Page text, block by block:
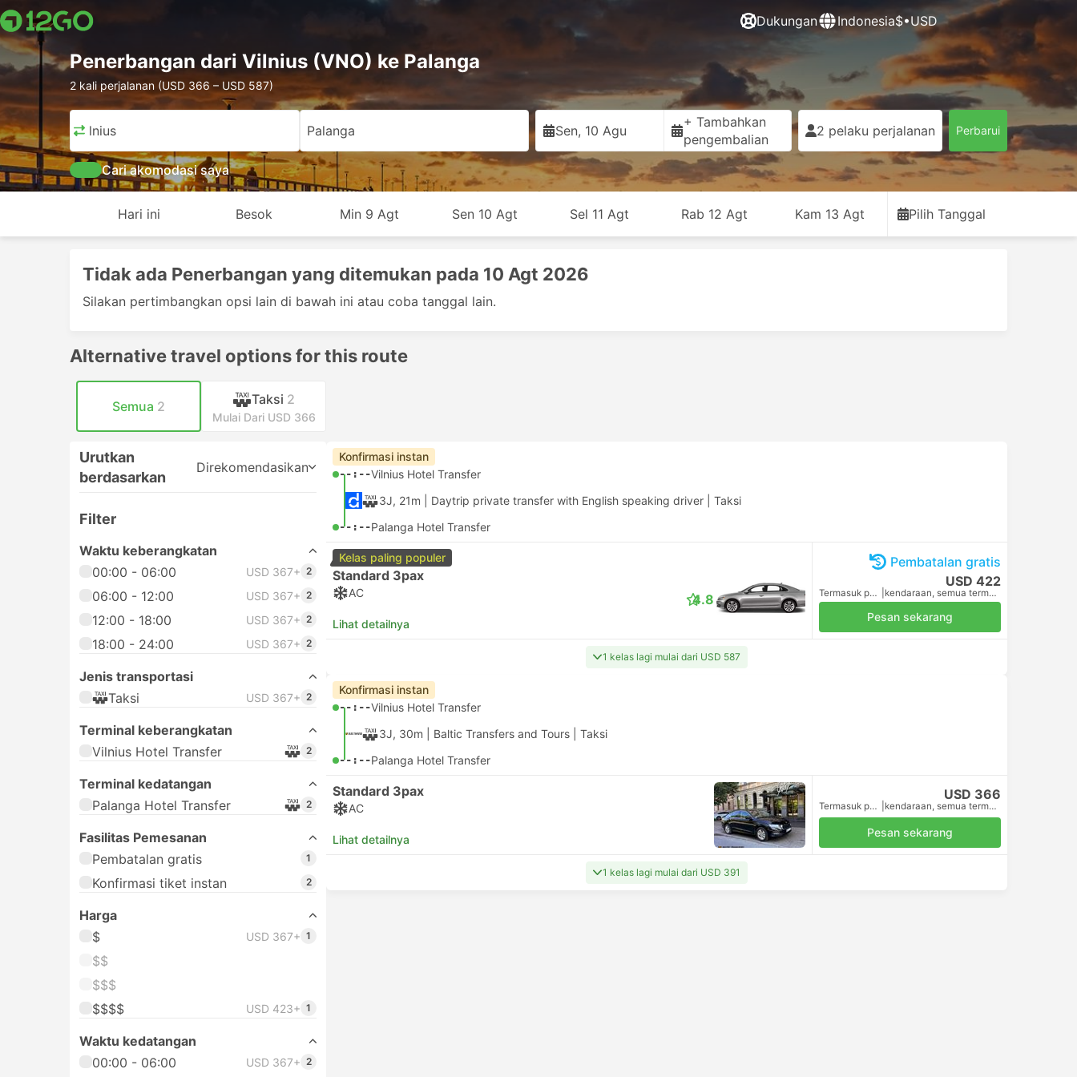
Dukungan Indonesia$•USD
Penerbangan dari Vilnius (VNO) ke Palanga
2 kali perjalanan (USD 366 – USD 587)
Vilnius Palanga Sen, 10 Agu
+ Tambahkan
pengembalian
2 pelaku perjalanan Perbarui
Cari akomodasi saya
Hari ini Besok Min 9 Agt Sen 10 Agt Sel 11 Agt Rab 12 Agt Kam 13 Agt Pilih Tanggal
Tidak ada Penerbangan yang ditemukan pada 10 Agt 2026
Silakan pertimbangkan opsi lain di bawah ini atau coba tanggal lain.
Alternative travel options for this route
Semua 2 Taksi 2
Mulai Dari USD 366
Urutkan
berdasarkan
Direkomendasikan
Filter
Waktu keberangkatan
00:00 - 06:00
USD 367+ 2
06:00 - 12:00 USD 367+ 2
12:00 - 18:00 USD 367+ 2
18:00 - 24:00 USD 367+ 2
Jenis transportasi
Taksi
USD 367+ 2
Terminal keberangkatan
Vilnius Hotel Transfer
2
Terminal kedatangan
Palanga Hotel Transfer
2
Fasilitas Pemesanan
Pembatalan gratis
1
Konfirmasi tiket instan 2
Harga
$
USD 367+ 1
$$
$$$
$$$$
USD 423+ 1
Waktu kedatangan
00:00 - 06:00
USD 367+ 2
Konfirmasi instan
--:--Vilnius Hotel Transfer
3J, 21m | Daytrip private transfer with English speaking driver Taksi
--:--Palanga Hotel Transfer
Kelas paling populer
Standard 3pax
AC
Lihat detailnya
4.8
Pembatalan gratis
USD 422
Termasuk pajak kendaraan, semua termasuk.
Pesan sekarang
1 kelas lagi mulai dari USD 587
Konfirmasi instan
--:--Vilnius Hotel Transfer
3J, 30m | Baltic Transfers and Tours Taksi
--:--Palanga Hotel Transfer
Standard 3pax
AC
Lihat detailnya
USD 366
Termasuk pajak kendaraan, semua termasuk.
Pesan sekarang
1 kelas lagi mulai dari USD 391